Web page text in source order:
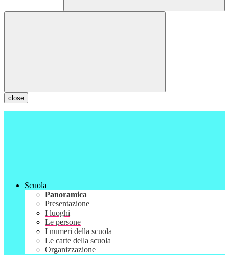
close
Scuola
Panoramica
Presentazione
I luoghi
Le persone
I numeri della scuola
Le carte della scuola
Organizzazione